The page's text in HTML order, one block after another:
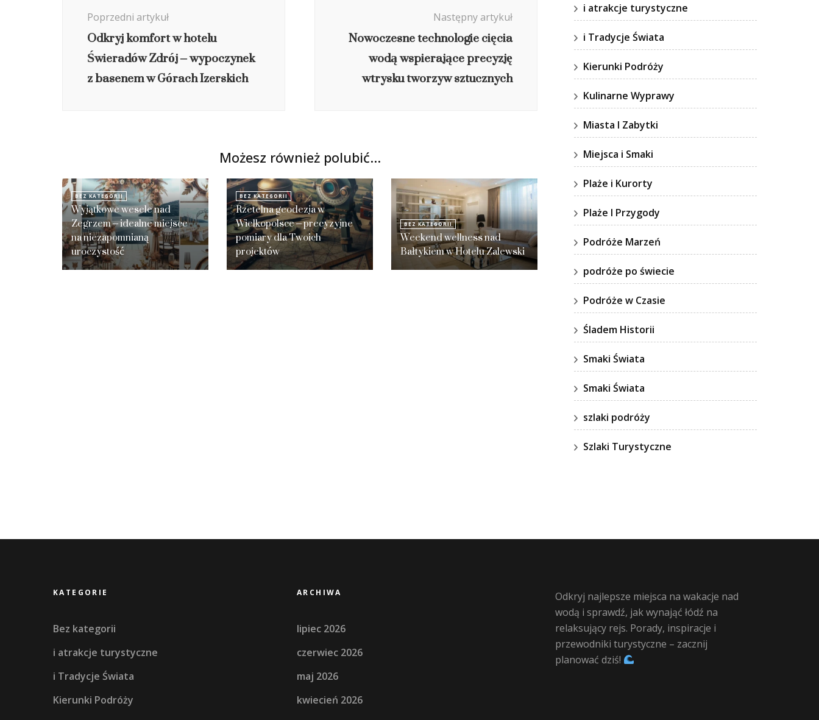
Poprzedni artykuł
Odkryj komfort w hotelu
Świeradów Zdrój – wypoczynek
z basenem w Górach Izerskich
Następny artykuł
Nowoczesne technologie cięcia
wodą wspierające precyzję
wtrysku tworzyw sztucznych
Możesz również polubić…
BEZ KATEGORII
Wyjątkowe wesele nad
Zegrzem – idealne miejsce
na niezapomnianą
uroczystość
BEZ KATEGORII
Rzetelna geodezja w
Wielkopolsce – precyzyjne
pomiary dla Twoich
projektów
BEZ KATEGORII
Weekend wellness nad
Bałtykiem w Hotelu Zalewski
i atrakcje turystyczne
i Tradycje Świata
Kierunki Podróży
Kulinarne Wyprawy
Miasta I Zabytki
Miejsca i Smaki
Plaże i Kurorty
Plaże I Przygody
Podróże Marzeń
podróże po świecie
Podróże w Czasie
Śladem Historii
Smaki Świata
Smaki Świata
szlaki podróży
Szlaki Turystyczne
KATEGORIE
Bez kategorii
i atrakcje turystyczne
i Tradycje Świata
Kierunki Podróży
ARCHIWA
lipiec 2026
czerwiec 2026
maj 2026
kwiecień 2026
Odkryj najlepsze miejsca na wakacje nad
wodą i sprawdź, jak wynająć łódź na
relaksujący rejs. Porady, inspiracje i
przewodniki turystyczne – zacznij
planować dziś!